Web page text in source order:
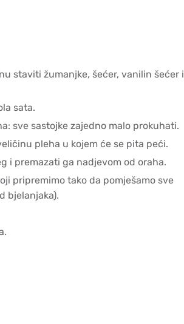
staviti žumanjke, šećer, vanilin šećer i
sata.
sve sastojke zajedno malo prokuhati.
pleha u kojem će se pita peći.
i premazati ga nadjevom od oraha.
pripremimo tako da pomješamo sve
bjelanjaka).